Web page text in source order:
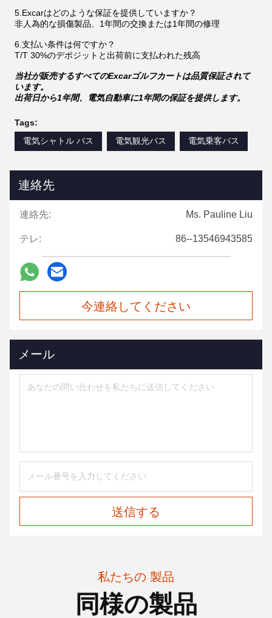
5.Excarはどのような保証を提供していますか？
非人為的な損傷製品、1年間の交換または1年間の修理
6.支払い条件は何ですか？
T/T 30%のデポジットと出荷前に支払われた残高
当社が販売するすべてのExcarゴルフカートは品質保証されて
います。
出荷日から1年間、電気自動車に1年間の保証を提供します。
Tags:
電気シャトル バス
電気観光バス 電気乗客バス
連絡先
連絡先: Ms. Pauline Liu
テレ: 86--13546943585
今連絡してください
メール
送信する
私たちの 製品
同様の製品